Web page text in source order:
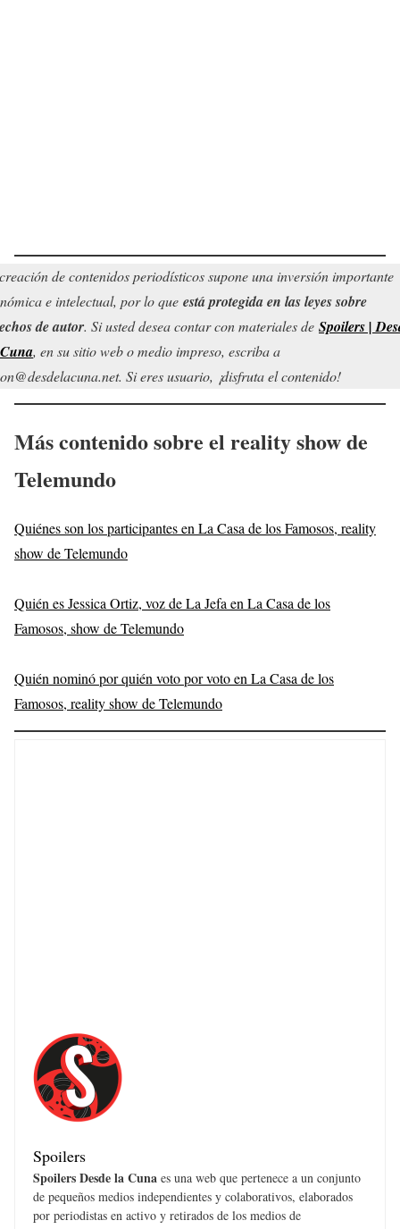
de contenidos periodísticos supone una inversión importante
e intelectual, por lo que está protegida en las leyes sobre
de autor. Si usted desea contar con materiales de Spoilers |
, en su sitio web o medio impreso, escriba a
Si eres usuario, ¡disfruta el contenido!
Más contenido sobre el reality show de
Telemundo
Quiénes son los participantes en La Casa de los Famosos, reality
show de Telemundo
Quién es Jessica Ortiz, voz de La Jefa en La Casa de los
Famosos, show de Telemundo
Quién nominó por quién voto por voto en La Casa de los
Famosos, reality show de Telemundo
Spoilers
Spoilers Desde la Cuna es una web que pertenece a un conjunto
de pequeños medios independientes y colaborativos, elaborados
por periodistas en activo y retirados de los medios de